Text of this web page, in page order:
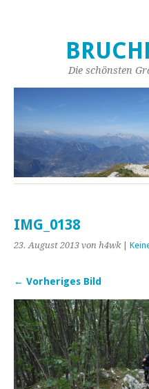
Die schönsten
IMG_0138
23. August 2013 von h4wk|
← Vorheriges Bild